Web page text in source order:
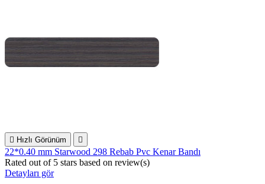
 Hızlı Görünüm 
22*0.40 mm Starwood 298 Rebab Pvc Kenar Bandı
Rated out of 5 stars based on review(s)
Detayları gör